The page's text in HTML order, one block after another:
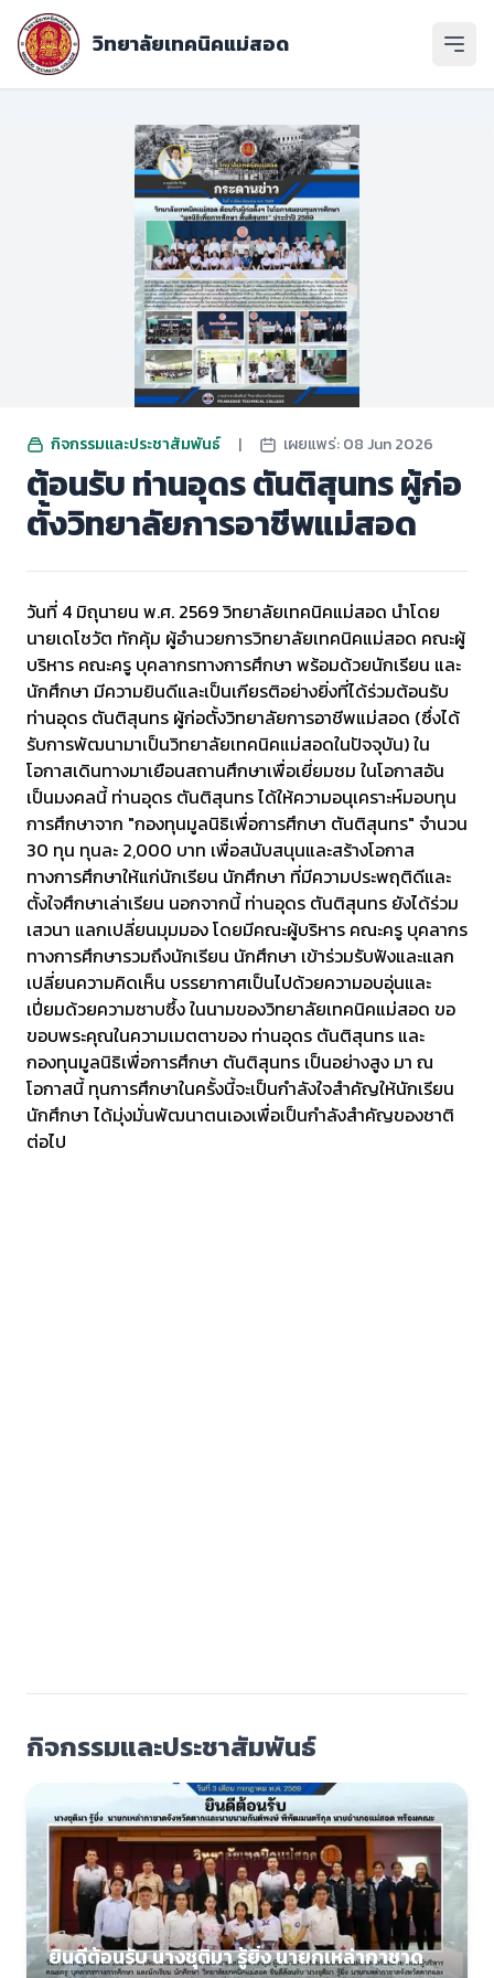
วิทยาลัยเทคนิคแม่สอด เปิด
กิจกรรมและประชาสัมพันธ์ | เผยแพร่: 08 Jun 2026
ต้อนรับ ท่านอุดร ตันติสุนทร ผู้ก่อ
ตั้งวิทยาลัยการอาชีพแม่สอด
วันที่ 4 มิถุนายน พ.ศ. 2569 วิทยาลัยเทคนิคแม่สอด นำโดย
นายเดโชวัต ทักคุ้ม ผู้อำนวยการวิทยาลัยเทคนิคแม่สอด คณะผู้
บริหาร คณะครู บุคลากรทางการศึกษา พร้อมด้วยนักเรียน และ
นักศึกษา มีความยินดีและเป็นเกียรติอย่างยิ่งที่ได้ร่วมต้อนรับ
ท่านอุดร ตันติสุนทร ผู้ก่อตั้งวิทยาลัยการอาชีพแม่สอด (ซึ่งได้
รับการพัฒนามาเป็นวิทยาลัยเทคนิคแม่สอดในปัจจุบัน) ใน
โอกาสเดินทางมาเยือนสถานศึกษาเพื่อเยี่ยมชม ในโอกาสอัน
เป็นมงคลนี้ ท่านอุดร ตันติสุนทร ได้ให้ความอนุเคราะห์มอบทุน
การศึกษาจาก "กองทุนมูลนิธิเพื่อการศึกษา ตันติสุนทร" จำนวน
30 ทุน ทุนละ 2,000 บาท เพื่อสนับสนุนและสร้างโอกาส
ทางการศึกษาให้แก่นักเรียน นักศึกษา ที่มีความประพฤติดีและ
ตั้งใจศึกษาเล่าเรียน นอกจากนี้ ท่านอุดร ตันติสุนทร ยังได้ร่วม
เสวนา แลกเปลี่ยนมุมมอง โดยมีคณะผู้บริหาร คณะครู บุคลากร
ทางการศึกษารวมถึงนักเรียน นักศึกษา เข้าร่วมรับฟังและแลก
เปลี่ยนความคิดเห็น บรรยากาศเป็นไปด้วยความอบอุ่นและ
เปี่ยมด้วยความซาบซึ้ง ในนามของวิทยาลัยเทคนิคแม่สอด ขอ
ขอบพระคุณในความเมตตาของ ท่านอุดร ตันติสุนทร และ
กองทุนมูลนิธิเพื่อการศึกษา ตันติสุนทร เป็นอย่างสูง มา ณ
โอกาสนี้ ทุนการศึกษาในครั้งนี้จะเป็นกำลังใจสำคัญให้นักเรียน
นักศึกษา ได้มุ่งมั่นพัฒนาตนเองเพื่อเป็นกำลังสำคัญของชาติ
ต่อไป
กิจกรรมและประชาสัมพันธ์
ยินดีต้อนรับ นางชุติมา รู้ยิ่ง นายกเหล่ากาชาด